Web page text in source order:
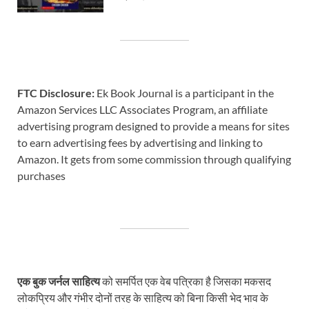
FTC Disclosure: Ek Book Journal is a participant in the
Amazon Services LLC Associates Program, an affiliate
advertising program designed to provide a means for sites
to earn advertising fees by advertising and linking to
Amazon. It gets from some commission through qualifying
purchases
एक बुक जर्नल साहित्यको समर्पित एक वेब पत्रिका है जिसका मकसद
लोकप्रिय और गंभीर दोनों तरह के साहित्य को बिना किसी भेद भाव के